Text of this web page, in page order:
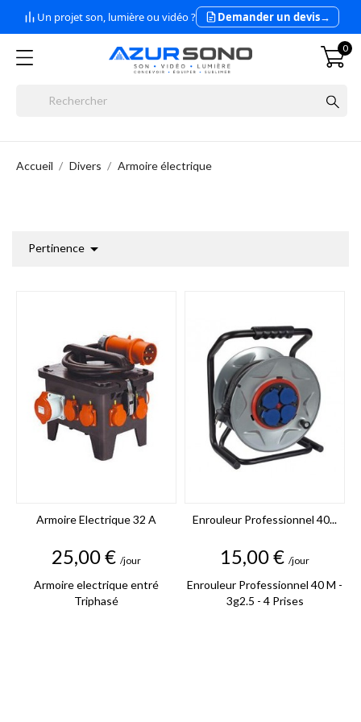
Un projet son, lumière ou vidéo ? Demander un devis→
0
Accueil Divers Armoire électrique
Pertinence 
Armoire Electrique 32 A
Prix
25,00 € /jour
Armoire electrique entré
Triphasé
Enrouleur Professionnel 40...
Prix
15,00 € /jour
Enrouleur Professionnel 40 M -
3g2.5 - 4 Prises